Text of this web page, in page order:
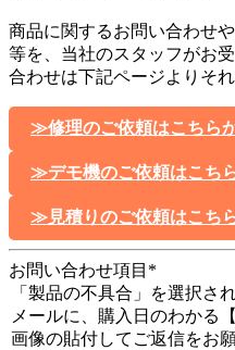
商品に関するお問い合わせ
等を、当社のスタッフがお
合わせは下記ページよりそ
≫修理のご依頼はこちら
≫デモ機のご依頼はこち
≫見積りのご依頼はこち
お問い合わせ項目 *
「製品の不具合」を選択さ
メールに、購入日のわかる
画像の貼付してご返信をお